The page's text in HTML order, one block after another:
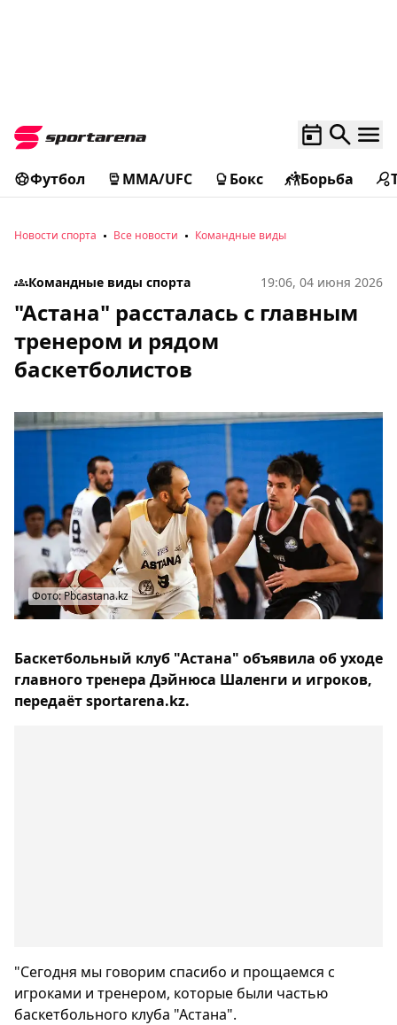
Футбол MMA/UFC Бокс Борьба
Новости спорта Все новости Командные виды
Командные виды спорта 19:06, 04 июня 2026
"Астана" рассталась с главным
тренером и рядом
баскетболистов
Фото: Pbcastana.kz
Баскетбольный клуб "Астана" объявила об уходе
главного тренера Дэйнюса Шаленги и игроков,
передаёт sportarena.kz.
"Сегодня мы говорим спасибо и прощаемся с
игроками и тренером, которые были частью
баскетбольного клуба "Астана".